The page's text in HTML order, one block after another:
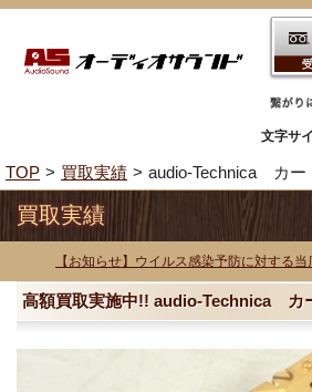
文字サ
TOP 買取実績 audio-Technica カ
買取実績
【お知らせ】ウイルス感染予防に対する
高額買取実施中!! audio-Technica